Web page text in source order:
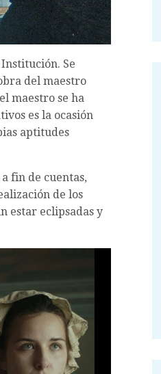
Se
del maestro
maestro se ha
es la ocasión
aptitudes
fin de cuentas,
de los
estar eclipsadas y